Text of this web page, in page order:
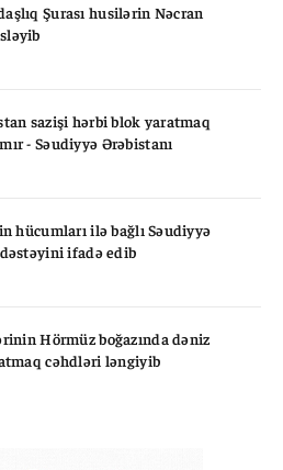
Şurası husilərin Nəcran
sazişi hərbi blok yaratmaq
- Səudiyyə Ərəbistanı
hücumları ilə bağlı Səudiyyə
ifadə edib
Hörmüz boğazında dəniz
cəhdləri ləngiyib